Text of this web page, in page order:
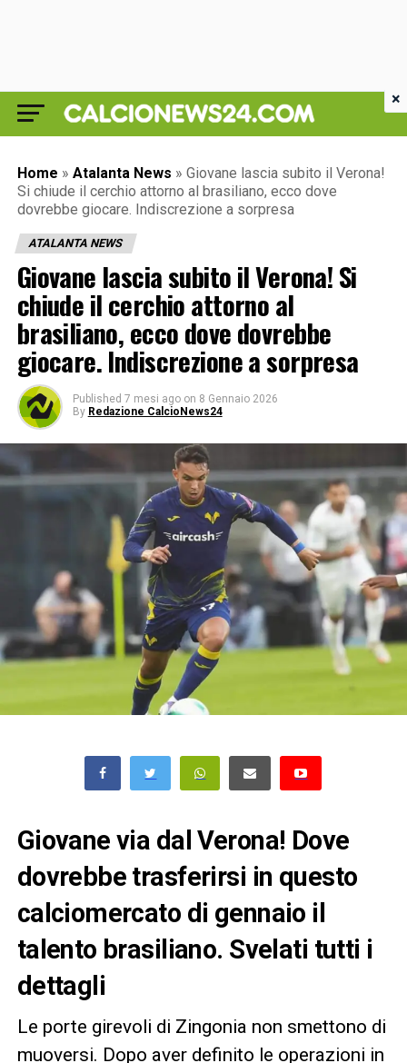
Home » Atalanta News » Giovane lascia subito il Verona!
Si chiude il cerchio attorno al brasiliano, ecco dove
dovrebbe giocare. Indiscrezione a sorpresa
ATALANTA NEWS
Giovane lascia subito il Verona! Si
chiude il cerchio attorno al
brasiliano, ecco dove dovrebbe
giocare. Indiscrezione a sorpresa
Published 7 mesi ago on 8 Gennaio 2026
By Redazione CalcioNews24
Giovane via dal Verona! Dove
dovrebbe trasferirsi in questo
calciomercato di gennaio il
talento brasiliano. Svelati tutti i
dettagli
Le porte girevoli di Zingonia non smettono di
muoversi. Dopo aver definito le operazioni in
×